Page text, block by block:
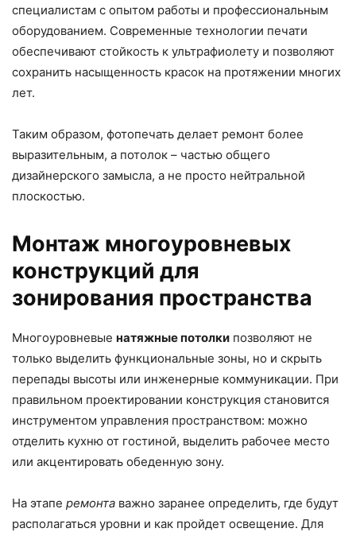
специалистам с опытом работы и профессиональным
оборудованием. Современные технологии печати
обеспечивают стойкость к ультрафиолету и позволяют
сохранить насыщенность красок на протяжении многих
лет.
Таким образом, фотопечать делает ремонт более
выразительным, а потолок – частью общего
дизайнерского замысла, а не просто нейтральной
плоскостью.
Монтаж многоуровневых
конструкций для
зонирования пространства
Многоуровневые натяжные потолки позволяют не
только выделить функциональные зоны, но и скрыть
перепады высоты или инженерные коммуникации. При
правильном проектировании конструкция становится
инструментом управления пространством: можно
отделить кухню от гостиной, выделить рабочее место
или акцентировать обеденную зону.
На этапе ремонта важно заранее определить, где будут
располагаться уровни и как пройдет освещение. Для